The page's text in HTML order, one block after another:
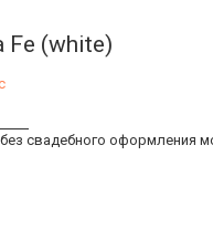
Fe (white)
свадебного оформления